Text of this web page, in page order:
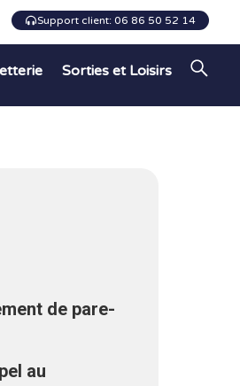
Support client: 06 86 50 52 14
Sorties et Loisirs
de pare-
au